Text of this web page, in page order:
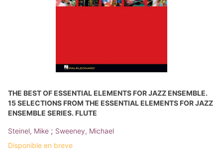
THE BEST OF ESSENTIAL ELEMENTS FOR JAZZ ENSEMBLE.
15 SELECTIONS FROM THE ESSENTIAL ELEMENTS FOR JAZZ
ENSEMBLE SERIES. FLUTE
Steinel, Mike ; Sweeney, Michael
Disponible en breve